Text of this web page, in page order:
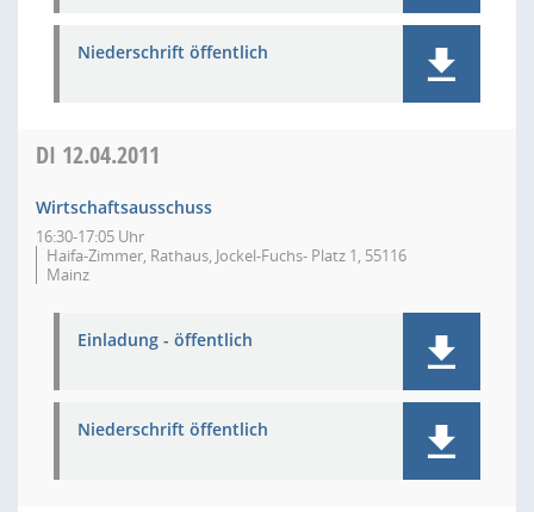
Niederschrift öffentlich
DI 12.04.2011
Wirtschaftsausschuss
16:30-17:05 Uhr
Haifa-Zimmer, Rathaus, Jockel-Fuchs- Platz 1, 55116
Mainz
Einladung - öffentlich
Niederschrift öffentlich